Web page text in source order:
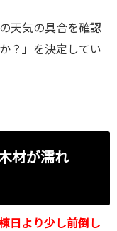
天気の具合を確認
？」を決定してい
材が濡れ
日より少し前倒し